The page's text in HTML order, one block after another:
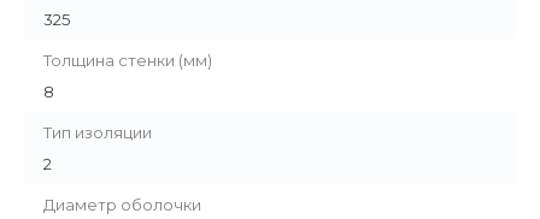
325
Толщина стенки (мм)
8
Тип изоляции
2
Диаметр оболочки